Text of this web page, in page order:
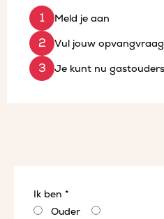
Meld je aan
Vul jouw
Je kunt nu
Ik ben *
Ouder